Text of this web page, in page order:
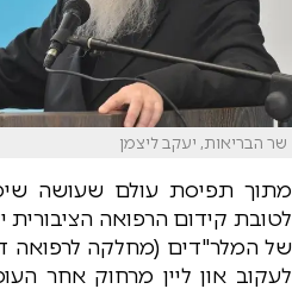
שר הבריאות, יעקב ליצמן
מתוך תפיסת עולם שעושה
לטובת קידום הרפואה הציבורית
של המלר"דים (מחלקה לרפואה
לעקוב און ליין מרחוק אחר